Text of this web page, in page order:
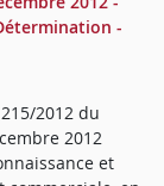
-
2012 du
2012
et